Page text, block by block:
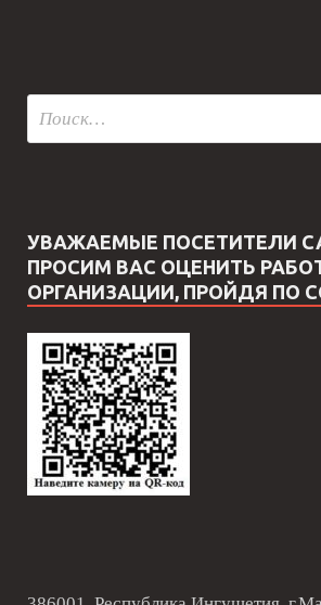
УВАЖАЕМЫЕ ПОСЕТИТЕЛИ
ПРОСИМ ВАС ОЦЕНИТЬ
ОРГАНИЗАЦИИ, ПРОЙДЯ ПО